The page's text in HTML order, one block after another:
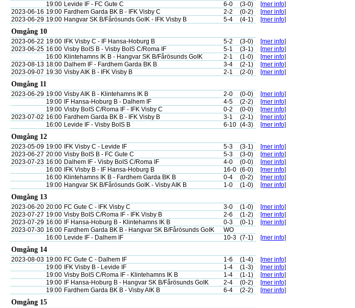
19:00 Levide IF - FC Gute C 6-0 (3-0)
[mer info]
2023-06-16 19:00 Fardhem Garda BK B - IFK Visby C 2-2 (0-2)
[mer info]
2023-06-29 19:00 Hangvar SK B/Fårösunds GoIK - IFK Visby B 5-4 (4-1) [mer info]
Omgång 10
2023-06-22 19:00 IFK Visby C - IF Hansa-Hoburg B 5-2 (3-0)
[mer info]
2023-06-25 16:00 Visby BoIS B - Visby BoIS C/Roma IF 5-1 (3-1)
[mer info]
16:00 Klintehamns IK B - Hangvar SK B/Fårösunds GoIK 2-1 (1-0)
[mer info]
2023-08-13 18:00 Dalhem IF - Fardhem Garda BK B 3-4 (2-1)
[mer info]
2023-09-07 19:30 Visby AIK B - IFK Visby B 2-1 (2-0) [mer info]
Omgång 11
2023-06-29 19:00 Visby AIK B - Klintehamns IK B 2-0 (0-0)
[mer info]
19:00
IF Hansa-Hoburg B - Dalhem IF 4-5 (2-2)
[mer info]
19:00 Visby BoIS C/Roma IF - IFK Visby C 0-2 (0-0)
[mer info]
2023-07-02 16:00 Fardhem Garda BK B - IFK Visby B 3-1 (2-1)
[mer info]
16:00 Levide IF - Visby BoIS B 6-10 (4-3) [mer info]
Omgång 12
2023-05-09 19:00 IFK Visby C - Levide IF 5-3 (3-1)
[mer info]
2023-06-27 20:00 Visby BoIS B - FC Gute C 5-3 (3-0)
[mer info]
2023-07-23 16:00 Dalhem IF - Visby BoIS C/Roma IF 4-0 (0-0)
[mer info]
16:00
IFK Visby B - IF Hansa-Hoburg B 16-0 (6-0)
[mer info]
16:00 Klintehamns IK B - Fardhem Garda BK B 0-4 (0-2)
[mer info]
19:00 Hangvar SK B/Fårösunds GoIK - Visby AIK B 1-0 (1-0) [mer info]
Omgång 13
2023-06-20 20:00 FC Gute C - IFK Visby C 3-0 (1-0)
[mer info]
2023-07-27 19:00 Visby BoIS C/Roma IF - IFK Visby B 2-6 (1-2)
[mer info]
2023-07-29 16:00 IF Hansa-Hoburg B - Klintehamns IK B 0-3 (0-1)
[mer info]
2023-07-30 16:00 Fardhem Garda BK B - Hangvar SK B/Fårösunds GoIK
WO
16:00 Levide IF - Dalhem IF 10-3 (7-1) [mer info]
Omgång 14
2023-08-03 19:00 FC Gute C - Dalhem IF 1-6 (1-4)
[mer info]
19:00
IFK Visby B - Levide IF 1-4 (1-3)
[mer info]
19:00 Visby BoIS C/Roma IF - Klintehamns IK B 1-4 (1-1)
[mer info]
19:00
IF Hansa-Hoburg B - Hangvar SK B/Fårösunds GoIK 2-4 (0-2)
[mer info]
19:00 Fardhem Garda BK B - Visby AIK B 6-4 (2-2) [mer info]
Omgång 15